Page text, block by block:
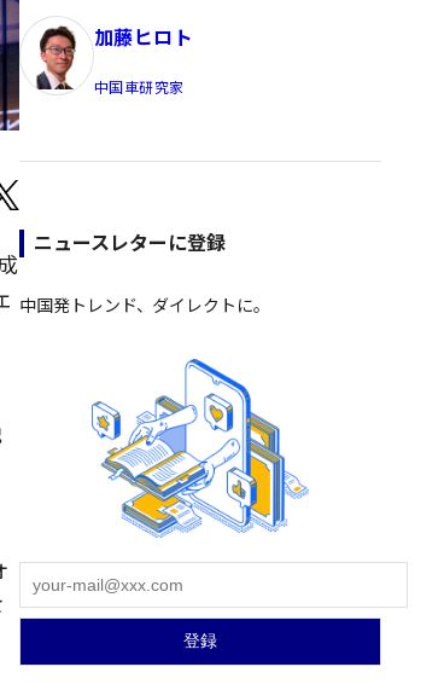
加藤ヒロト
中国車研究家
ニュースレターに登録
中国発トレンド、ダイレクトに。